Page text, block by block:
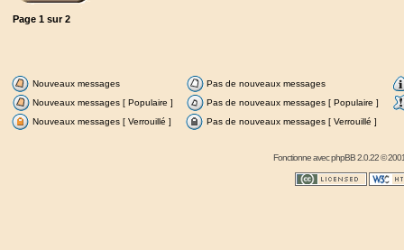
Page 1 sur2
Nouveaux messages
Pas de nouveaux messages
Nouveaux messages [ Populaire ]
Pas de nouveaux messages [ Populaire ]
Nouveaux messages [ Verrouillé ]
Pas de nouveaux messages [ Verrouillé ]
Fonctionne avecphpBB2.0.22 ©